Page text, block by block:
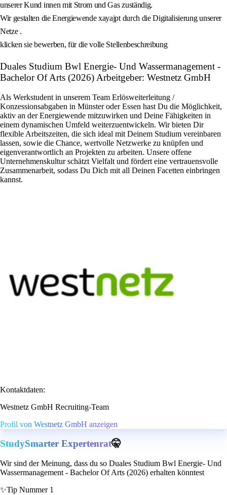
unserer Kund innen mit Strom und Gas zuständig.
Wir gestalten die Energiewende xayajpt durch die Digitalisierung unserer
Netze .
klicken sie bewerben, für die volle Stellenbeschreibung
Duales Studium Bwl Energie- Und Wassermanagement -
Bachelor Of Arts (2026) Arbeitgeber: Westnetz GmbH
Als Werkstudent in unserem Team Erlösweiterleitung /
Konzessionsabgaben in Münster oder Essen hast Du die Möglichkeit,
aktiv an der Energiewende mitzuwirken und Deine Fähigkeiten in
einem dynamischen Umfeld weiterzuentwickeln. Wir bieten Dir
flexible Arbeitszeiten, die sich ideal mit Deinem Studium vereinbaren
lassen, sowie die Chance, wertvolle Netzwerke zu knüpfen und
eigenverantwortlich an Projekten zu arbeiten. Unsere offene
Unternehmenskultur schätzt Vielfalt und fördert eine vertrauensvolle
Zusammenarbeit, sodass Du Dich mit all Deinen Facetten einbringen
kannst.
Kontaktdaten:
Westnetz GmbH Recruiting-Team
Profil von Westnetz GmbH anzeigen
StudySmarter Expertenrat🤫
Wir sind der Meinung, dass du so Duales Studium Bwl Energie- Und
Wassermanagement - Bachelor Of Arts (2026) erhalten könntest
✨Tip Nummer 1